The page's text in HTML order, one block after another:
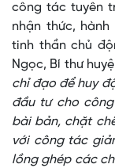
công tác tuyên
nhận thức,
tinh thần chủ
Ngọc, Bí thư
chỉ đạo để huy
đầu tư cho
bài bản, chặt
với công tác
lồng ghép các